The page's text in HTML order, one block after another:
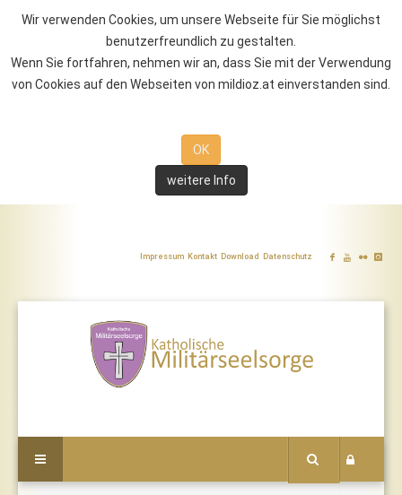
Wir verwenden Cookies, um unsere Webseite für Sie möglichst
benutzerfreundlich zu gestalten.
Wenn Sie fortfahren, nehmen wir an, dass Sie mit der Verwendung
von Cookies auf den Webseiten von mildioz.at einverstanden sind.
OK
weitere Info
Impressum Kontakt Download Datenschutz